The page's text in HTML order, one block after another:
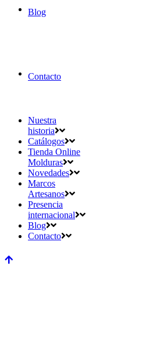
Blog
Contacto
Nuestra
historia
Catálogos
Tienda Online
Molduras
Novedades
Marcos
Artesanos
Presencia
internacional
Blog
Contacto